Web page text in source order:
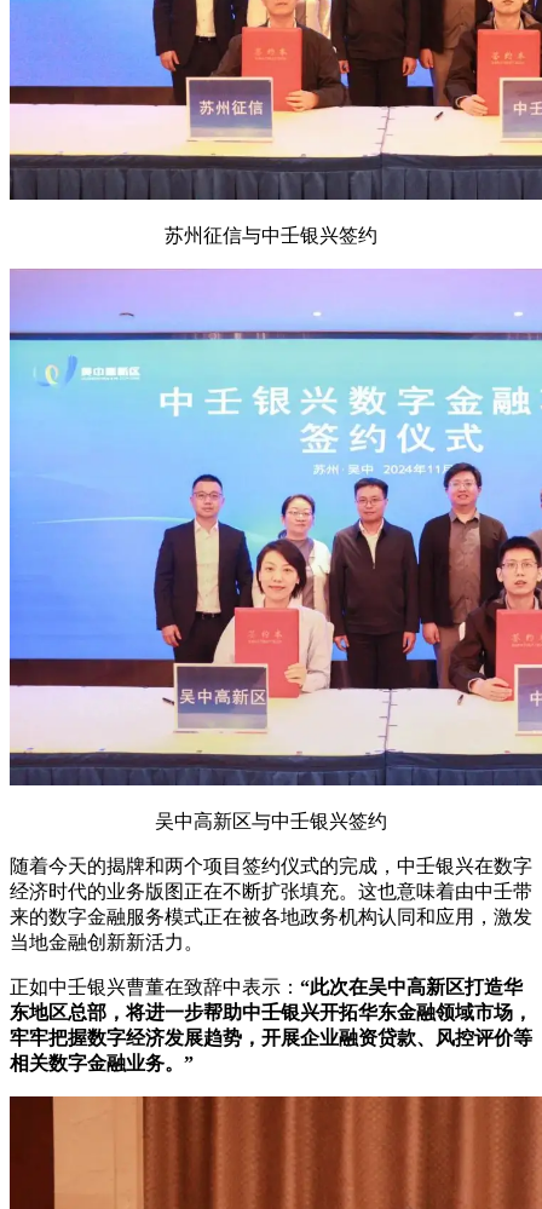
苏州征信与中壬银兴签约
吴中高新区与中壬银兴签约
随着今天的揭牌和两个项目签约仪式的完成，中壬银兴在数字
经济时代的业务版图正在不断扩张填充。这也意味着由中壬带
来的数字金融服务模式正在被各地政务机构认同和应用，激发
当地金融创新新活力。
正如中壬银兴曹董在致辞中表示： “此次在吴中高新区打造华
东地区总部，将进一步帮助中壬银兴开拓华东金融领域市场，
牢牢把握数字经济发展趋势，开展企业融资贷款、风控评价等
相关数字金融业务。”